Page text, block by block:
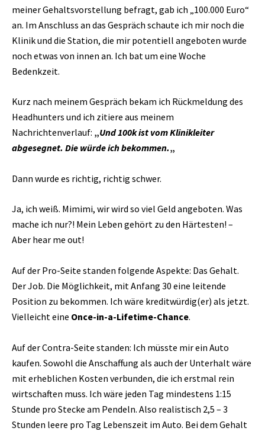
meiner Gehaltsvorstellung befragt, gab ich „100.000 Euro“
an. Im Anschluss an das Gespräch schaute ich mir noch die
Klinik und die Station, die mir potentiell angeboten wurde
noch etwas von innen an. Ich bat um eine Woche
Bedenkzeit.
Kurz nach meinem Gespräch bekam ich Rückmeldung des
Headhunters und ich zitiere aus meinem
Nachrichtenverlauf: „Und 100k ist vom Klinikleiter
abgesegnet. Die würde ich bekommen.„
Dann wurde es richtig, richtig schwer.
Ja, ich weiß. Mimimi, wir wird so viel Geld angeboten. Was
mache ich nur?! Mein Leben gehört zu den Härtesten! –
Aber hear me out!
Auf der Pro-Seite standen folgende Aspekte: Das Gehalt.
Der Job. Die Möglichkeit, mit Anfang 30 eine leitende
Position zu bekommen. Ich wäre kreditwürdig(er) als jetzt.
Vielleicht eine Once-in-a-Lifetime-Chance.
Auf der Contra-Seite standen: Ich müsste mir ein Auto
kaufen. Sowohl die Anschaffung als auch der Unterhalt wäre
mit erheblichen Kosten verbunden, die ich erstmal rein
wirtschaften muss. Ich wäre jeden Tag mindestens 1:15
Stunde pro Stecke am Pendeln. Also realistisch 2,5 – 3
Stunden leere pro Tag Lebenszeit im Auto. Bei dem Gehalt